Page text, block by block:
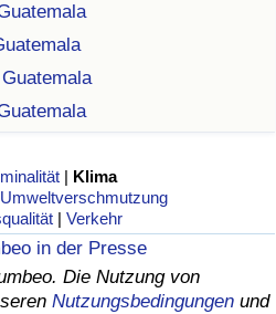
| Klima
Umweltverschmutzung
|Verkehr
in der Presse
Die Nutzung von
Nutzungsbedingungen und
Index (aktuell)
Index